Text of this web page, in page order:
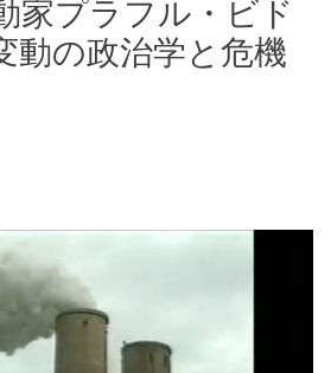
家プラフル・ビド
動の政治学と危機